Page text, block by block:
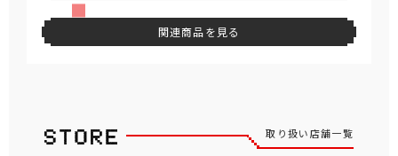
関連商品を見る
取り扱い店舗一覧